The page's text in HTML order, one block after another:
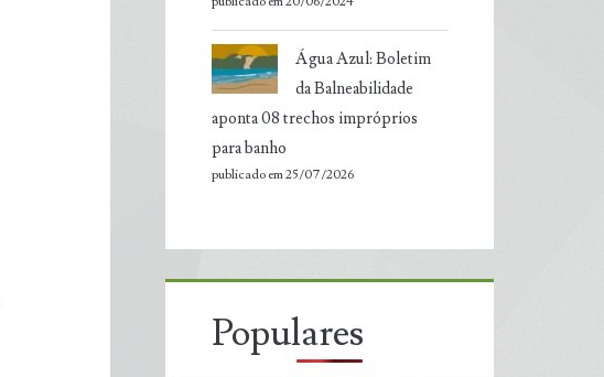
Água Azul: Boletim
da Balneabilidade
aponta 08 trechos impróprios
para banho
publicado em 25/07/2026
Populares